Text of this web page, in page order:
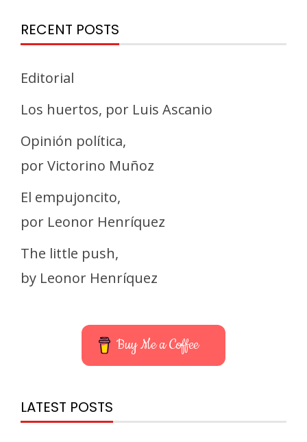
RECENT POSTS
Editorial
Los huertos, por Luis Ascanio
Opinión política,
por Victorino Muñoz
El empujoncito,
por Leonor Henríquez
The little push,
by Leonor Henríquez
Buy Me a Coffee
LATEST POSTS